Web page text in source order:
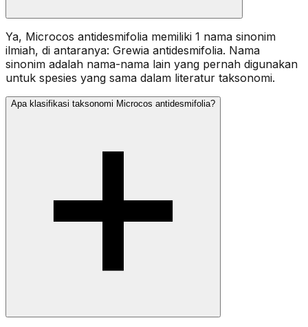
Ya, Microcos antidesmifolia memiliki 1 nama sinonim
ilmiah, di antaranya: Grewia antidesmifolia. Nama
sinonim adalah nama-nama lain yang pernah digunakan
untuk spesies yang sama dalam literatur taksonomi.
Apa klasifikasi taksonomi Microcos antidesmifolia?